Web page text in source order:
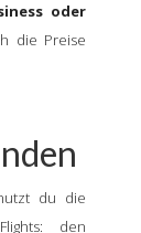
oder
die Preise
du die
den